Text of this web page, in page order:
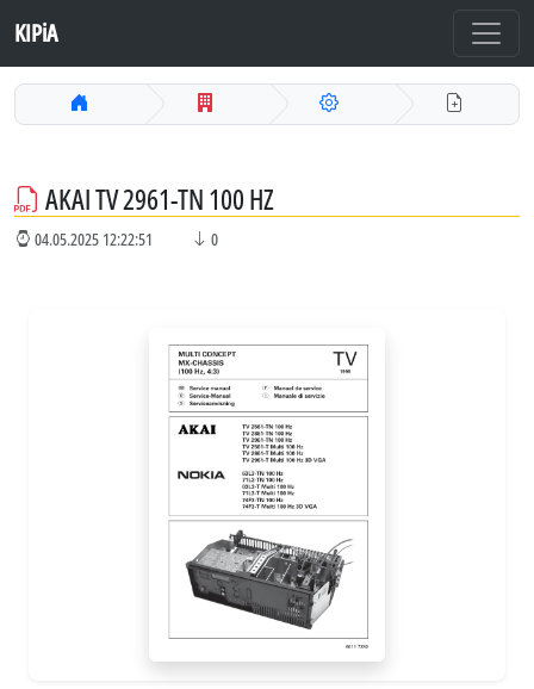
KIPiA
AKAI TV 2961-TN 100 HZ
04.05.2025 12:22:51 0